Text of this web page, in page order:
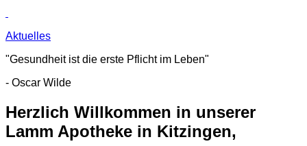
Aktuelles
"Gesundheit ist die erste Pflicht im Leben"
- Oscar Wilde
Herzlich Willkommen in unserer
Lamm Apotheke in Kitzingen,